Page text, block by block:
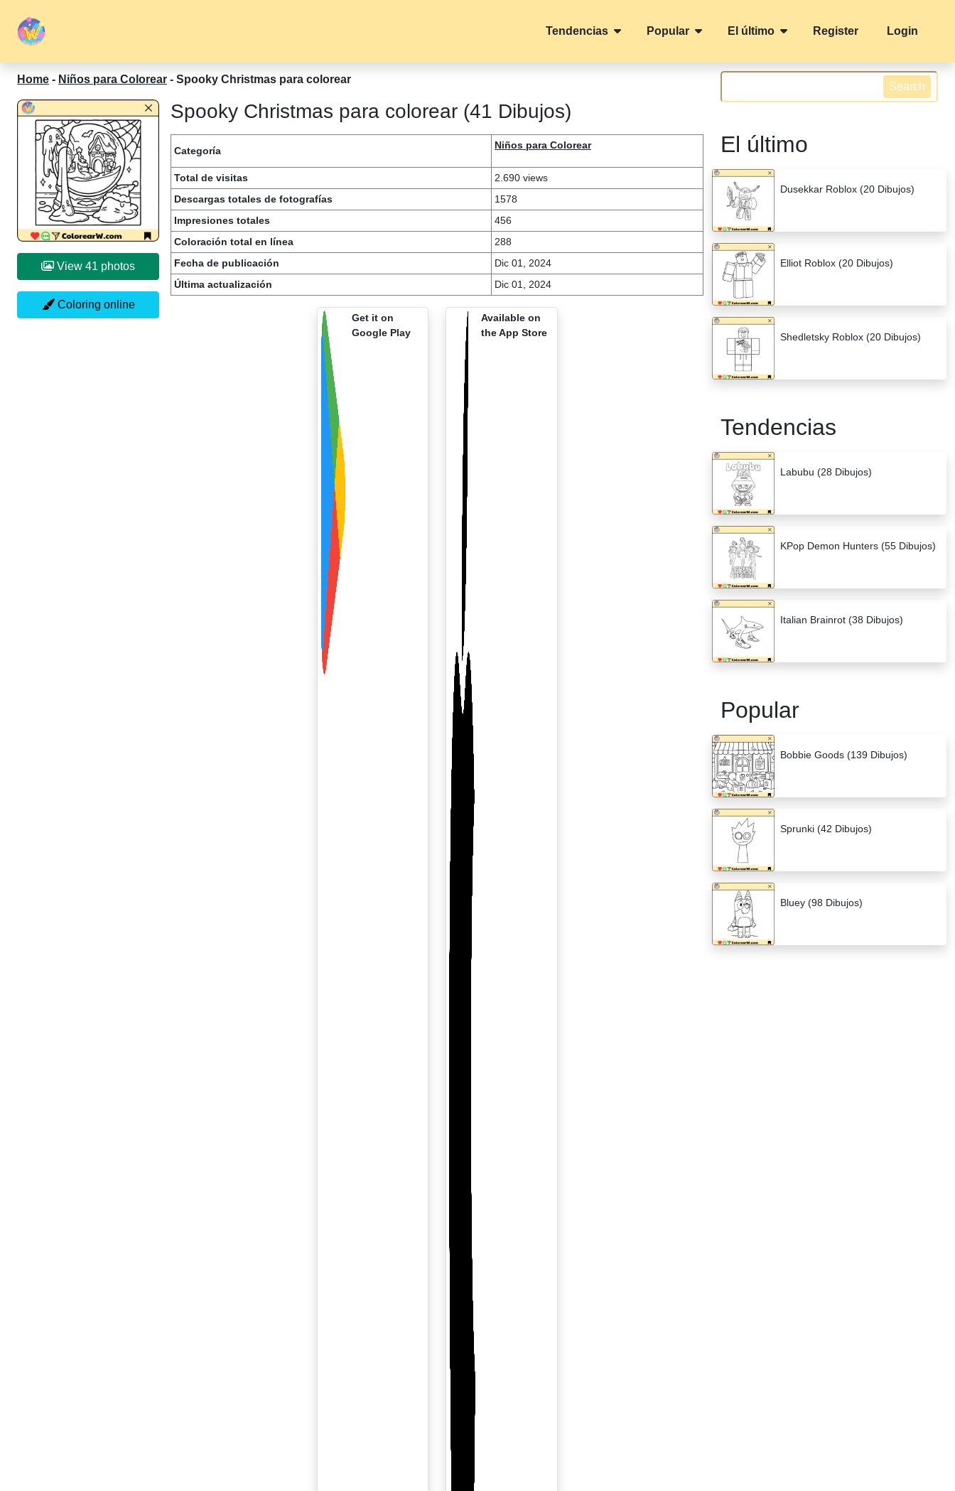
Tendencias Popular El último Register Login
Home - Niños para Colorear - Spooky Christmas para colorear
View 41 photos
Coloring online
Spooky Christmas para colorear (41 Dibujos)
Categoría Niños para Colorear
Total de visitas
2.690 views
Descargas totales de fotografías
1578
Impresiones totales
456
Coloración total en línea
288
Fecha de publicación
Dic 01, 2024
Última actualización
Dic 01, 2024
Get it on
Google Play
Available on
the App Store
Search
El último
Dusekkar Roblox (20 Dibujos)
Elliot Roblox (20 Dibujos)
Shedletsky Roblox (20 Dibujos)
Tendencias
Labubu (28 Dibujos)
KPop Demon Hunters (55 Dibujos)
Italian Brainrot (38 Dibujos)
Popular
Bobbie Goods (139 Dibujos)
Sprunki (42 Dibujos)
Bluey (98 Dibujos)